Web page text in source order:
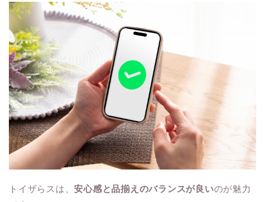
トイザらスは、安心感と品揃えのバランスが良いのが魅力